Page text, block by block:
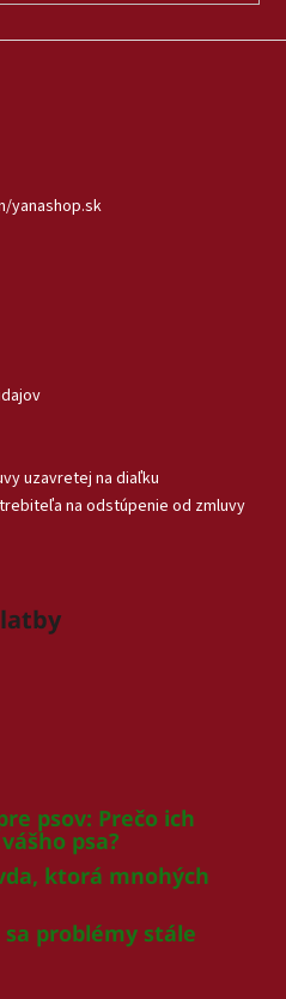
yanashop.sk
uzavretej na diaľku
na odstúpenie od zmluvy
psov: Prečo ich
psa?
ktorá mnohých
sa problémy stále